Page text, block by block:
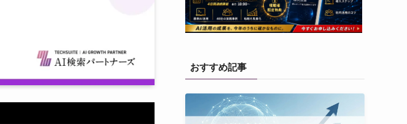
おすすめ記事